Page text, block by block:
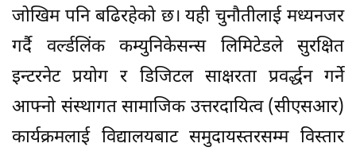
जोखिम पनि बढिरहेको छ। यही चुनौतीलाई मध्यनजर
गर्दै वर्ल्डलिंक कम्युनिकेसन्स लिमिटेडले सुरक्षित
इन्टरनेट प्रयोग र डिजिटल साक्षरता प्रवर्द्धन गर्ने
आफ्नो संस्थागत सामाजिक उत्तरदायित्व (सीएसआर)
कार्यक्रमलाई विद्यालयबाट समुदायस्तरसम्म विस्तार